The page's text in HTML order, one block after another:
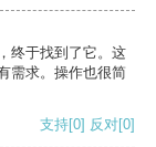
终于找到了它。这
需求。操作也很简
支持[0] 反对[0]